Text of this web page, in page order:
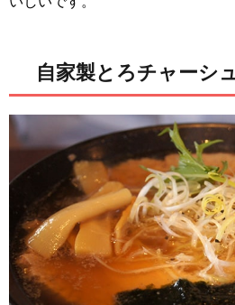
自家製とろチャーシ